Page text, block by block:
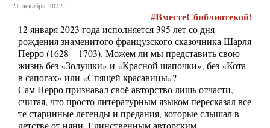
21 декабря 2022 г.
#ВместеСбиблиотекой!
12 января 2023 года исполняется 395 лет со дня
рождения знаменитого французского сказочника Шарля
Перро (1628 – 1703). Можем ли мы представить свою
жизнь без «Золушки» и «Красной шапочки», без «Кота
в сапогах» или «Спящей красавицы»?
Сам Перро признавал своё авторство лишь отчасти,
считая, что просто литературным языком пересказал все
те старинные легенды и предания, которые слышал в